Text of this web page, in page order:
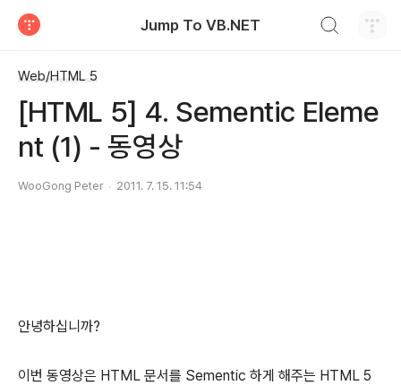
Jump To VB.NET
Web/HTML 5
[HTML 5] 4. Sementic Eleme
nt (1) - 동영상
WooGong Peter 2011. 7. 15. 11:54
안녕하십니까?
이번 동영상은 HTML 문서를 Sementic 하게 해주는 HTML 5